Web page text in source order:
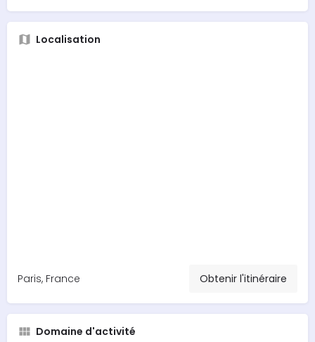
Localisation
Paris, France Obtenir l'itinéraire
Domaine d'activité